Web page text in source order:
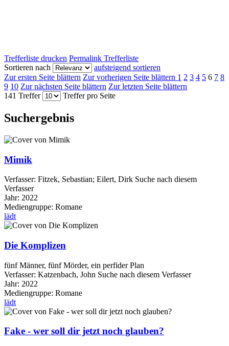
Trefferliste drucken Permalink Trefferliste
Sortieren nach
aufsteigend sortieren
Zur ersten Seite blättern Zur vorherigen Seite blättern 1 2 3 4 5 6 7 8
9 10 Zur nächsten Seite blättern Zur letzten Seite blättern
141 Treffer
Treffer pro Seite
Suchergebnis
Mimik
Verfasser: Fitzek, Sebastian; Eilert, Dirk Suche nach diesem
Verfasser
Jahr: 2022
Mediengruppe: Romane
lädt
Die Komplizen
fünf Männer, fünf Mörder, ein perfider Plan
Verfasser: Katzenbach, John Suche nach diesem Verfasser
Jahr: 2022
Mediengruppe: Romane
lädt
Fake - wer soll dir jetzt noch glauben?